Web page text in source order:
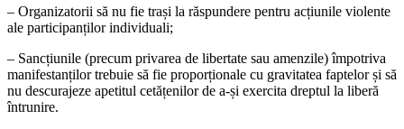
– Organizatorii să nu fie trași la răspundere pentru acțiunile violente
ale participanților individuali;
– Sancțiunile (precum privarea de libertate sau amenzile) împotriva
manifestanților trebuie să fie proporționale cu gravitatea faptelor și să
nu descurajeze apetitul cetățenilor de a-și exercita dreptul la liberă
întrunire.